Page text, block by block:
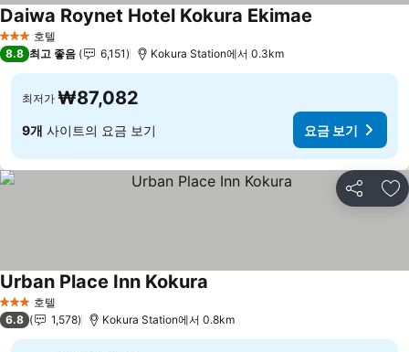
3 성급 호텔
Daiwa Roynet Hotel Kokura Ekimae
8.8 최고 좋음 6,151 Kokura Station에서 0.3km
최저가 ₩87,082
9개 사이트의 요금 보기 요금 보기
공유 즐
3 성급 호텔
Urban Place Inn Kokura
6.8 1,578 Kokura Station에서 0.8km